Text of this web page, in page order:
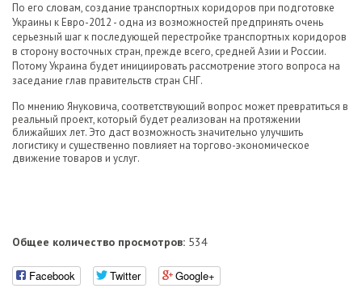
По его словам, создание транспортных коридоров при подготовке
Украины к Евро-2012 - одна из возможностей предпринять очень
серьезный шаг к последующей перестройке транспортных коридоров
в сторону восточных стран, прежде всего, средней Азии и России.
Потому Украина будет инициировать рассмотрение этого вопроса на
заседание глав правительств стран СНГ.
По мнению Януковича, соответствующий вопрос может превратиться в
реальный проект, который будет реализован на протяжении
ближайших лет. Это даст возможность значительно улучшить
логистику и существенно повлияет на торгово-экономическое
движение товаров и услуг.
Общее количество просмотров: 534
Facebook Twitter Google+